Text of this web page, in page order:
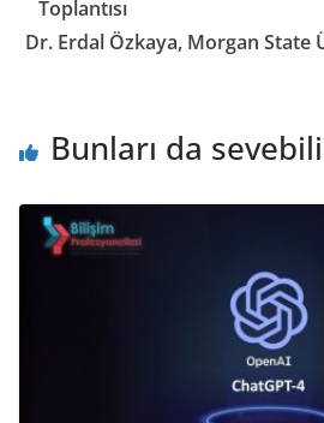
Toplantısı
Dr. Erdal Özkaya, Morgan State
Bunları da